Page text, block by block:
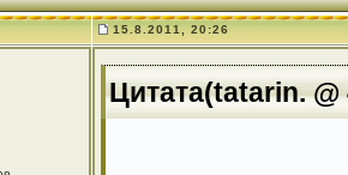
15.8.2011, 20:26
Цитата(tatarin.